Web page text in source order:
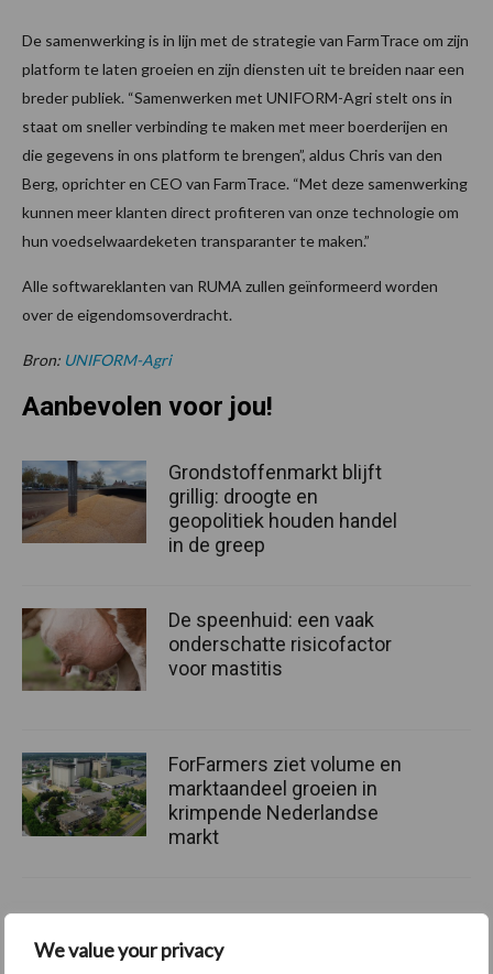
We value your privacy
De samenwerking is in lijn met de strategie van FarmTrace om zijn
platform te laten groeien en zijn diensten uit te breiden naar een
breder publiek. “Samenwerken met UNIFORM-Agri stelt ons in
staat om sneller verbinding te maken met meer boerderijen en
die gegevens in ons platform te brengen”, aldus Chris van den
Berg, oprichter en CEO van FarmTrace. “Met deze samenwerking
kunnen meer klanten direct profiteren van onze technologie om
hun voedselwaardeketen transparanter te maken.”
Alle softwareklanten van RUMA zullen geïnformeerd worden
over de eigendomsoverdracht.
Bron: UNIFORM-Agri
Aanbevolen voor jou!
Grondstoffenmarkt blijft
grillig: droogte en
geopolitiek houden handel
in de greep
De speenhuid: een vaak
onderschatte risicofactor
voor mastitis
ForFarmers ziet volume en
marktaandeel groeien in
krimpende Nederlandse
markt
Themapagina's